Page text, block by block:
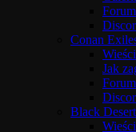
Forum
Conan
Wieści
Jak
Forum
Black
Wieści